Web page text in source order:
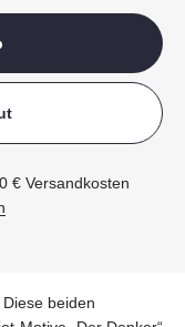
€ Versandkosten
beiden